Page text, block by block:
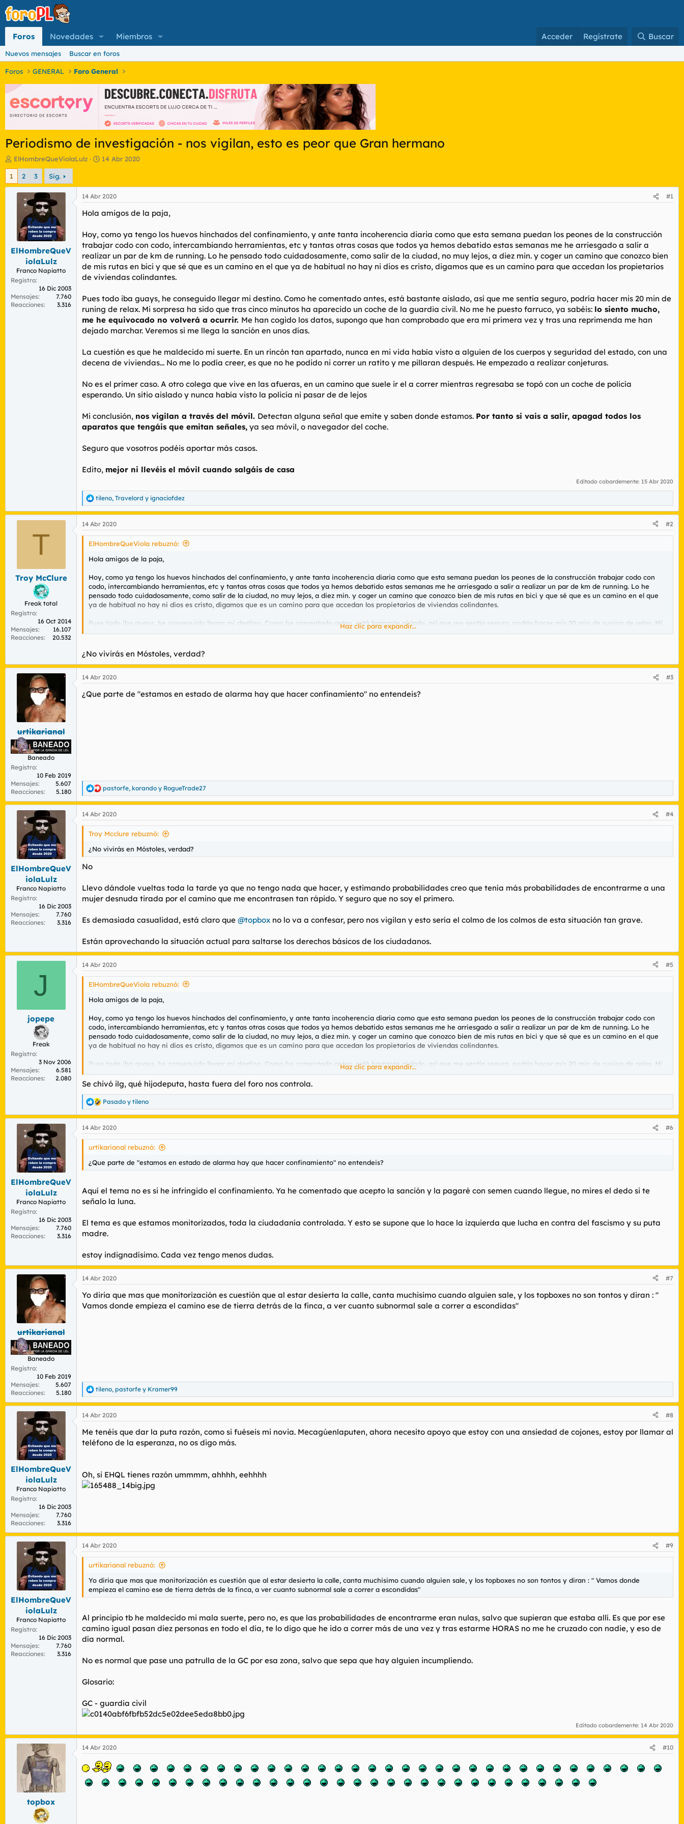
Foros Novedades Miembros Acceder Regístrate Buscar
Nuevos mensajes Buscar en foros
Foros GENERAL Foro General
Periodismo de investigación - nos vigilan, esto es peor que Gran hermano
I
n
c
d
e
e
a
ElHombreQueViolaLulz
F
h
a
d
e
n
c
i
o
14 Abr 2020
1 2 3 Sig.
ElHombreQueV
iolaLulz
Franco Napiatto
Registro
16 Dic 2003
Mensajes
7.760
Reacciones
3.316
14 Abr 2020 #1
Hola amigos de la paja,
Hoy, como ya tengo los huevos hinchados del confinamiento, y ante tanta incoherencia diaria como que esta semana puedan los peones de la construcción
trabajar codo con codo, intercambiando herramientas, etc y tantas otras cosas que todos ya hemos debatido estas semanas me he arriesgado a salir a
realizar un par de km de running. Lo he pensado todo cuidadosamente, como salir de la ciudad, no muy lejos, a diez min. y coger un camino que conozco bien
de mis rutas en bici y que sé que es un camino en el que ya de habitual no hay ni dios es cristo, digamos que es un camino para que accedan los propietarios
de viviendas colindantes.
Pues todo iba guays, he conseguido llegar mi destino. Como he comentado antes, está bastante aislado, así que me sentía seguro, podría hacer mis 20 min de
runing de relax. Mi sorpresa ha sido que tras cinco minutos ha aparecido un coche de la guardia civil. No me he puesto farruco, ya sabéis: lo siento mucho,
me he equivocado no volverá a ocurrir. Me han cogido los datos, supongo que han comprobado que era mi primera vez y tras una reprimenda me han
dejado marchar. Veremos si me llega la sanción en unos días.
La cuestión es que he maldecido mi suerte. En un rincón tan apartado, nunca en mi vida había visto a alguien de los cuerpos y seguridad del estado, con una
decena de viviendas... No me lo podía creer, es que no he podido ni correr un ratito y me pillaran después. He empezado a realizar conjeturas.
No es el primer caso. A otro colega que vive en las afueras, en un camino que suele ir el a correr mientras regresaba se topó con un coche de policía
esperando. Un sitio aislado y nunca había visto la policía ni pasar de de lejos
Mi conclusión, nos vigilan a través del móvil. Detectan alguna señal que emite y saben donde estamos. Por tanto si vais a salir, apagad todos los
aparatos que tengáis que emitan señales, ya sea móvil, o navegador del coche.
Seguro que vosotros podéis aportar más casos.
Edito, mejor ni llevéis el móvil cuando salgáis de casa
Editado cobardemente: 15 Abr 2020
R
e
a
c
c
tileno, Travelord y ignaciofdez
T
Troy McClure
Freak total
Registro
16 Oct 2014
Mensajes
16.107
Reacciones
20.532
14 Abr 2020 #2
ElHombreQueViola rebuznó:
Hola amigos de la paja,
Hoy, como ya tengo los huevos hinchados del confinamiento, y ante tanta incoherencia diaria como que esta semana puedan los peones de la construcción trabajar codo con
codo, intercambiando herramientas, etc y tantas otras cosas que todos ya hemos debatido estas semanas me he arriesgado a salir a realizar un par de km de running. Lo he
pensado todo cuidadosamente, como salir de la ciudad, no muy lejos, a diez min. y coger un camino que conozco bien de mis rutas en bici y que sé que es un camino en el que
ya de habitual no hay ni dios es cristo, digamos que es un camino para que accedan los propietarios de viviendas colindantes.
Pues todo iba guays, he conseguido llegar mi destino. Como he comentado antes, está bastante aislado, así que me sentía seguro, podría hacer mis 20 min de runing de relax. Mi
sorpresa ha sido que tras cinco minutos ha aparecido un coche de la guardia civil. No me he puesto farruco, ya sabéis:lo siento mucho, me he equivocado no volverá a ocurrir.
La cuestión es que he maldecido mi suerte. En un rincón tan apartado, nunca en mi vida había visto a alguien de los cuerpos y seguridad del estado, con una decena de
viviendas... No me lo podía creer, es que no he podido ni correr un ratito y me pillaran después. He empezado a realizar conjeturas.
nunca había visto la policía ni pasar de de lejos
Haz clic para expandir...
¿No vivirás en Móstoles, verdad?
urtikarianal
Baneado
Registro
10 Feb 2019
Mensajes
5.607
Reacciones
5.180
14 Abr 2020 #3
¿Que parte de "estamos en estado de alarma hay que hacer confinamiento" no entendeis?
R
e
a
c
c
e
s
pastorfe, korando y RogueTrade27
ElHombreQueV
iolaLulz
Franco Napiatto
Registro
16 Dic 2003
Mensajes
7.760
Reacciones
3.316
14 Abr 2020 #4
Troy Mcclure rebuznó:
¿No vivirás en Móstoles, verdad?
No
Llevo dándole vueltas toda la tarde ya que no tengo nada que hacer, y estimando probabilidades creo que tenía más probabilidades de encontrarme a una
mujer desnuda tirada por el camino que me encontrasen tan rápido. Y seguro que no soy el primero.
Es demasiada casualidad, está claro que @topbox no lo va a confesar, pero nos vigilan y esto sería el colmo de los colmos de esta situación tan grave.
Están aprovechando la situación actual para saltarse los derechos básicos de los ciudadanos.
J
jopepe
Freak
Registro
3 Nov 2006
Mensajes
6.581
Reacciones
2.080
14 Abr 2020 #5
ElHombreQueViola rebuznó:
Hola amigos de la paja,
Hoy, como ya tengo los huevos hinchados del confinamiento, y ante tanta incoherencia diaria como que esta semana puedan los peones de la construcción trabajar codo con
codo, intercambiando herramientas, etc y tantas otras cosas que todos ya hemos debatido estas semanas me he arriesgado a salir a realizar un par de km de running. Lo he
pensado todo cuidadosamente, como salir de la ciudad, no muy lejos, a diez min. y coger un camino que conozco bien de mis rutas en bici y que sé que es un camino en el que
ya de habitual no hay ni dios es cristo, digamos que es un camino para que accedan los propietarios de viviendas colindantes.
Pues todo iba guays, he conseguido llegar mi destino. Como he comentado antes, está bastante aislado, así que me sentía seguro, podría hacer mis 20 min de runing de relax. Mi
sorpresa ha sido que tras cinco minutos ha aparecido un coche de la guardia civil. No me he puesto farruco, ya sabéis:lo siento mucho, me he equivocado no volverá a ocurrir.
Me han cogido los datos, supongo que han comprobado que era mi primera vez y tras una reprimenda me han dejado marchar. Veremos si me llega la sanción en unos días.
La cuestión es que he maldecido mi suerte. En un rincón tan apartado, nunca en mi vida había visto a alguien de los cuerpos y seguridad del estado, con una decena de
viviendas... No me lo podía creer, es que no he podido ni correr un ratito y me pillaran después. He empezado a realizar conjeturas.
No es el primer caso. A otro colega que vive en las afueras, en un camino que suele ir el a correr mientras regresaba se topó con un coche de policía esperando. Un sitio aislado y
emitan señales,ya sea móvil, o navegador del coche.
Haz clic para expandir...
Se chivó ilg, qué hijodeputa, hasta fuera del foro nos controla.
R
e
a
c
c
e
Pasado y tileno
ElHombreQueV
iolaLulz
Franco Napiatto
Registro
16 Dic 2003
Mensajes
7.760
Reacciones
3.316
14 Abr 2020 #6
urtikarianal rebuznó:
¿Que parte de "estamos en estado de alarma hay que hacer confinamiento" no entendeis?
Aquí el tema no es si he infringido el confinamiento. Ya he comentado que acepto la sanción y la pagaré con semen cuando llegue, no mires el dedo si te
señalo la luna.
El tema es que estamos monitorizados, toda la ciudadanía controlada. Y esto se supone que lo hace la izquierda que lucha en contra del fascismo y su puta
madre.
estoy indignadísimo. Cada vez tengo menos dudas.
urtikarianal
Baneado
Registro
10 Feb 2019
Mensajes
5.607
Reacciones
5.180
14 Abr 2020 #7
Yo diria que mas que monitorización es cuestión que al estar desierta la calle, canta muchisimo cuando alguien sale, y los topboxes no son tontos y diran : "
Vamos donde empieza el camino ese de tierra detrás de la finca, a ver cuanto subnormal sale a correr a escondidas"
R
e
a
c
i
o
:
tileno, pastorfe y Kramer99
ElHombreQueV
iolaLulz
Franco Napiatto
Registro
16 Dic 2003
Mensajes
7.760
Reacciones
3.316
14 Abr 2020 #8
Me tenéis que dar la puta razón, como si fuéseis mi novia. Mecagúenlaputen, ahora necesito apoyo que estoy con una ansiedad de cojones, estoy por llamar al
teléfono de la esperanza, no os digo más.
Oh, si EHQL tienes razón ummmm, ahhhh, eehhhh
ElHombreQueV
iolaLulz
Franco Napiatto
Registro
16 Dic 2003
Mensajes
7.760
Reacciones
3.316
14 Abr 2020 #9
urtikarianal rebuznó:
Yo diria que mas que monitorización es cuestión que al estar desierta la calle, canta muchisimo cuando alguien sale, y los topboxes no son tontos y diran : " Vamos donde
empieza el camino ese de tierra detrás de la finca, a ver cuanto subnormal sale a correr a escondidas"
Al principio tb he maldecido mi mala suerte, pero no, es que las probabilidades de encontrarme eran nulas, salvo que supieran que estaba allí. Es que por ese
camino igual pasan diez personas en todo el día, te lo digo que he ido a correr más de una vez y tras estarme HORAS no me he cruzado con nadie, y eso de
día normal.
No es normal que pase una patrulla de la GC por esa zona, salvo que sepa que hay alguien incumpliendo.
Glosario:
GC - guardia civil
Editado cobardemente: 14 Abr 2020
topbox
14 Abr 2020 #10